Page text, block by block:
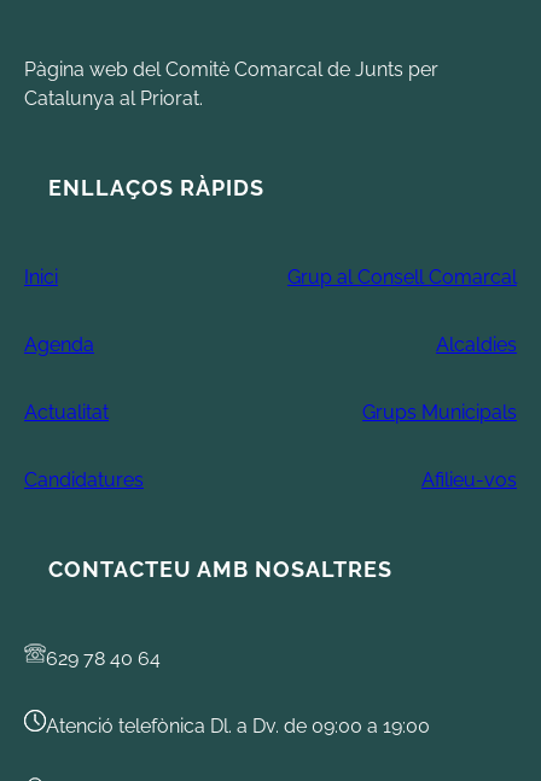
Pàgina web del Comitè Comarcal de Junts per
Catalunya al Priorat.
ENLLAÇOS RÀPIDS
Inici Grup al Consell Comarcal
Agenda Alcaldies
Actualitat Grups Municipals
Candidatures Afilieu-vos
CONTACTEU AMB NOSALTRES
629 78 40 64
Atenció telefònica Dl. a Dv. de 09:00 a 19:00